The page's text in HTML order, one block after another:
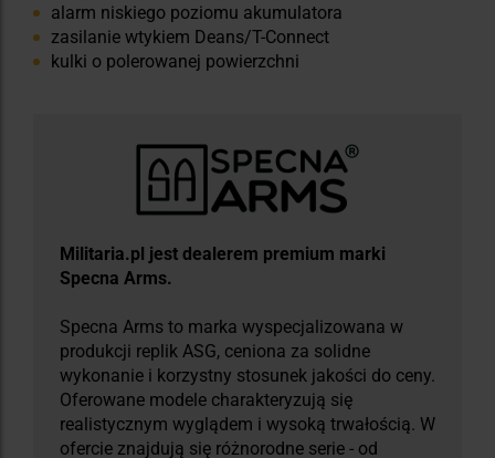
alarm niskiego poziomu akumulatora
zasilanie wtykiem Deans/T-Connect
kulki o polerowanej powierzchni
Militaria.pl jest dealerem premium marki
Specna Arms.
Specna Arms to marka wyspecjalizowana w
produkcji replik ASG, ceniona za solidne
wykonanie i korzystny stosunek jakości do ceny.
Oferowane modele charakteryzują się
realistycznym wyglądem i wysoką trwałością. W
ofercie znajdują się różnorodne serie - od